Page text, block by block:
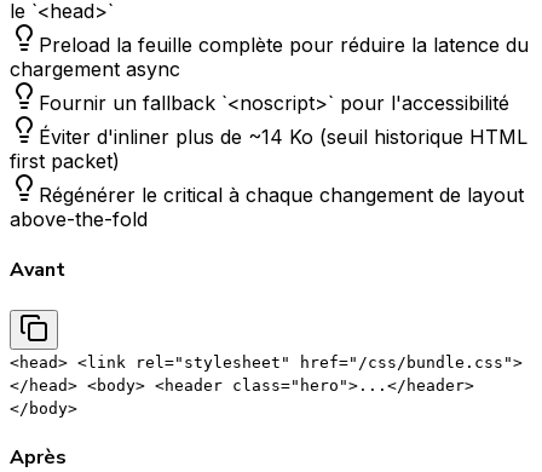
le `<head>`
Preload la feuille complète pour réduire la latence du
chargement async
Fournir un fallback `<noscript>` pour l'accessibilité
Éviter d'inliner plus de ~14 Ko (seuil historique HTML
first packet)
Régénérer le critical à chaque changement de layout
above-the-fold
Avant
<head> <link rel="stylesheet" href="/css/bundle.css">
</head> <body> <header class="hero">...</header>
</body>
Après